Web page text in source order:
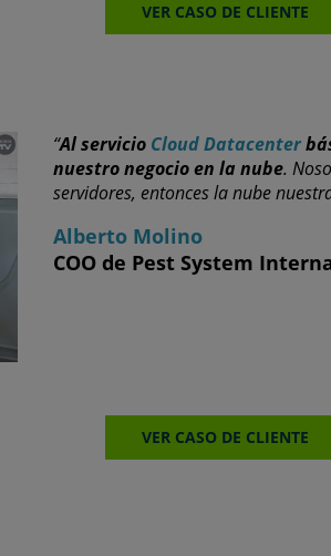
VER CASO DE CLIENTE
“Al servicio Cloud Datacenter
nuestro negocio en la nube.
servidores, entonces la nube
Alberto Molino
COO de Pest System
VER CASO DE CLIENTE